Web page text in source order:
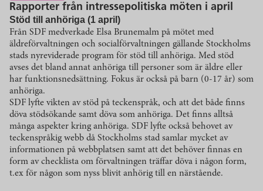
Rapporter från intressepolitiska möten i april
Stöd till anhöriga (1 april)
Från SDF medverkade Elsa Brunemalm på mötet med
äldreförvaltningen och socialförvaltningen gällande Stockholms
stads nyreviderade program för stöd till anhöriga. Med stöd
avses det bland annat anhöriga till personer som är äldre eller
har funktionsnedsättning. Fokus är också på barn (0-17 år) som
anhöriga.
SDF lyfte vikten av stöd på teckenspråk, och att det både finns
döva stödsökande samt döva som anhöriga. Det finns alltså
många aspekter kring anhöriga. SDF lyfte också behovet av
teckenspråkig webb då Stockholms stad samlar mycket av
informationen på webbplatsen samt att det behöver finnas en
form av checklista om förvaltningen träffar döva i någon form,
t.ex för någon som nyss blivit anhörig till en närstående.